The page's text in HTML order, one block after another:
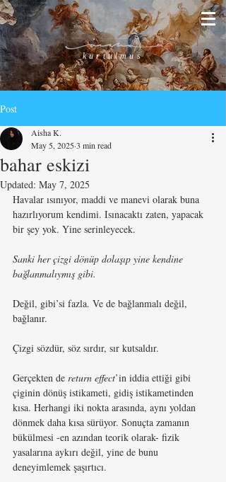
kurtulmus
Post
bahar eskizi
Aisha K.
May 5, 20253 min read
Updated: May 7, 2025
Havalar ısınıyor, maddi ve manevi olarak buna
hazırlıyorum kendimi. Isınacaktı zaten, yapacak
bir şey yok. Yine serinleyecek.
Sanki her çizgi dönüp dolaşıp yine kendine
bağlanmalıymış gibi.
Değil, gibi’si fazla. Ve de bağlanmalı değil,
bağlanır.
Çizgi sözdür, söz sırdır, sır kutsaldır.
Gerçekten de return effect’in iddia ettiği gibi
çiginin dönüş istikameti, gidiş istikametinden
kısa. Herhangi iki nokta arasında, aynı yoldan
dönmek daha kısa sürüyor. Sonuçta zamanın
bükülmesi -en azından teorik olarak- fizik
yasalarına aykırı değil, yine de bunu
deneyimlemek şaşırtıcı.